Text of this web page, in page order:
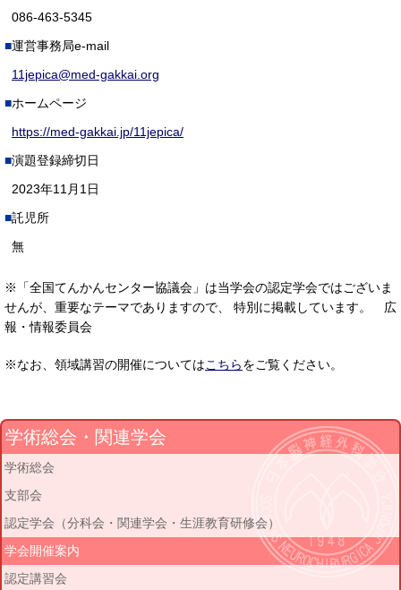
086-463-5345
運営事務局e-mail
11jepica@med-gakkai.org
ホームページ
https://med-gakkai.jp/11jepica/
演題登録締切日
2023年11月1日
託児所
無
※「全国てんかんセンター協議会」は当学会の認定学会ではございま
せんが、重要なテーマでありますので、 特別に掲載しています。 広
報・情報委員会
※なお、領域講習の開催についてはこちらをご覧ください。
学術総会・関連学会
学術総会
支部会
認定学会（分科会・関連学会・生涯教育研修会）
学会開催案内
認定講習会